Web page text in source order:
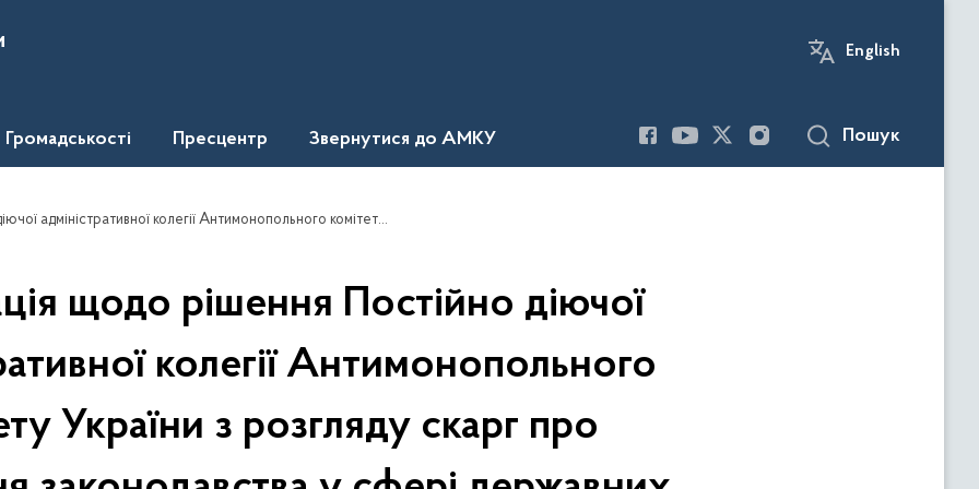
English
Громадськості Пресцентр Звернутися до АМКУ Пошук
з розгляду скарг про порушення законодавства у сфері державних закупівель стосовно розгляду скарги товариства з обмеженою відповідальністю "КАМСАБ"
щодо рішення Постійно діючої
колегії Антимонопольного
України з розгляду скарг про